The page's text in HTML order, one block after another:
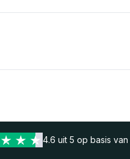
4.6 uit 5 op basis van